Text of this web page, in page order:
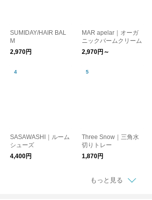
SUMIDAY/HAIR BAL
M
2,970円
MAR apelar｜オーガ
ニックバームクリーム
2,970円～
SASAWASHI｜ルーム
シューズ
4,400円
Three Snow｜三角水
切りトレー
1,870円
もっと見る